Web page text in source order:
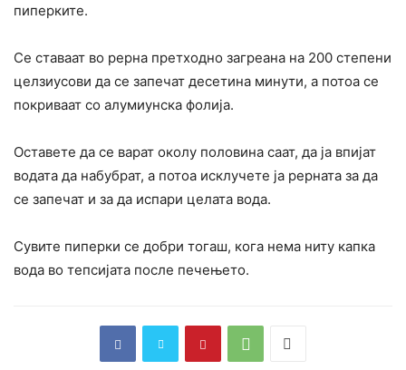
пиперките.
Се ставаат во рерна претходно загреана на 200 степени
целзиусови да се запечат десетина минути, а потоа се
покриваат со алумиунска фолија.
Оставете да се варат околу половина саат, да ја впијат
водата да набубрат, а потоа исклучете ја рерната за да
се запечат и за да испари целата вода.
Сувите пиперки се добри тогаш, кога нема ниту капка
вода во тепсијата после печењето.